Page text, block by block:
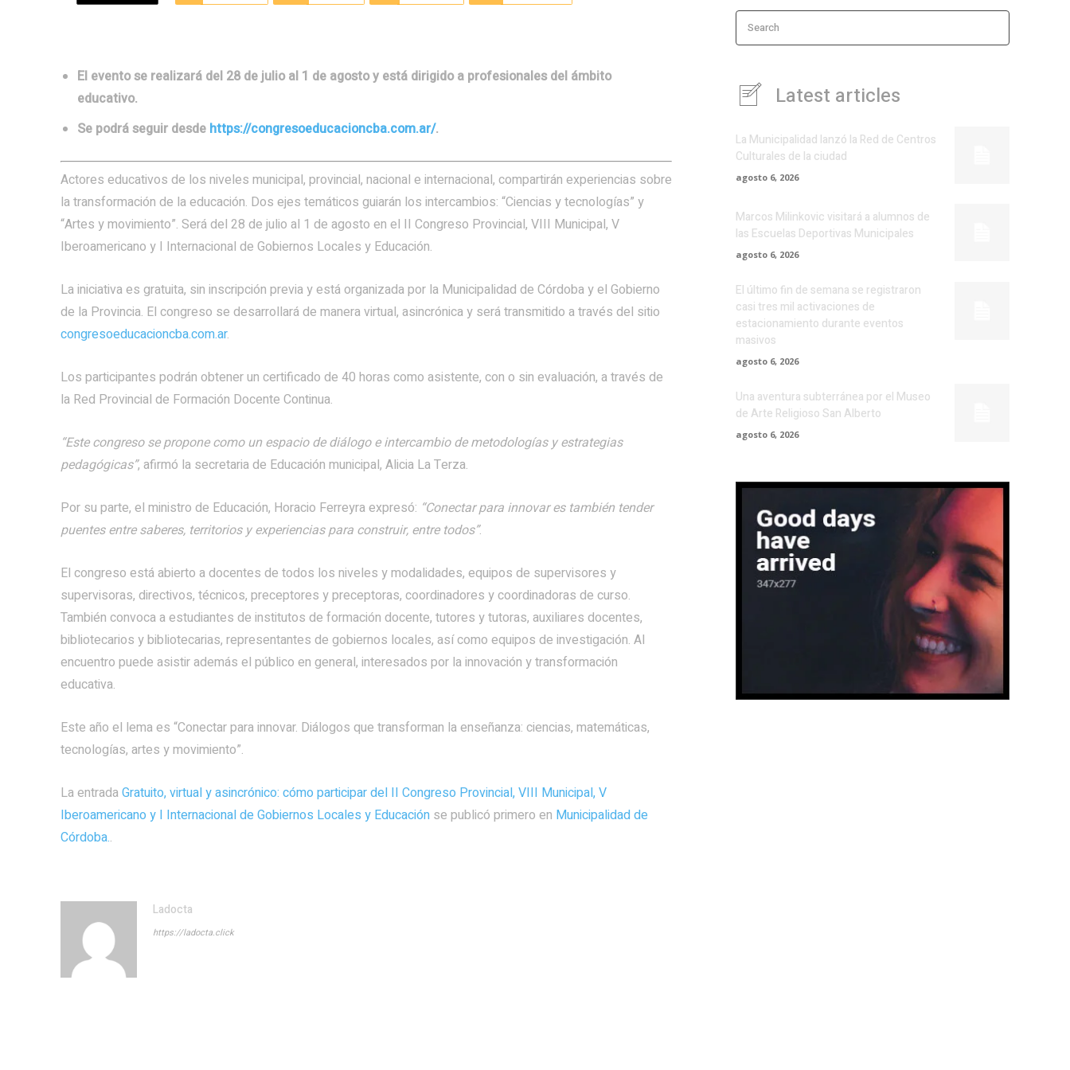
El evento se realizará del 28 de julio al 1 de agosto y está dirigido a profesionales del ámbito
educativo.
Se podrá seguir desde https://congresoeducacioncba.com.ar/.
Actores educativos de los niveles municipal, provincial, nacional e internacional, compartirán experiencias sobre
la transformación de la educación. Dos ejes temáticos guiarán los intercambios: “Ciencias y tecnologías” y
“Artes y movimiento”. Será del 28 de julio al 1 de agosto en el II Congreso Provincial, VIII Municipal, V
Iberoamericano y I Internacional de Gobiernos Locales y Educación.
La iniciativa es gratuita, sin inscripción previa y está organizada por la Municipalidad de Córdoba y el Gobierno
de la Provincia. El congreso se desarrollará de manera virtual, asincrónica y será transmitido a través del sitio
congresoeducacioncba.com.ar.
Los participantes podrán obtener un certificado de 40 horas como asistente, con o sin evaluación, a través de
la Red Provincial de Formación Docente Continua.
“Este congreso se propone como un espacio de diálogo e intercambio de metodologías y estrategias
pedagógicas”, afirmó la secretaria de Educación municipal, Alicia La Terza.
Por su parte, el ministro de Educación, Horacio Ferreyra expresó: “Conectar para innovar es también tender
puentes entre saberes, territorios y experiencias para construir, entre todos”.
El congreso está abierto a docentes de todos los niveles y modalidades, equipos de supervisores y
supervisoras, directivos, técnicos, preceptores y preceptoras, coordinadores y coordinadoras de curso.
También convoca a estudiantes de institutos de formación docente, tutores y tutoras, auxiliares docentes,
bibliotecarios y bibliotecarias, representantes de gobiernos locales, así como equipos de investigación. Al
encuentro puede asistir además el público en general, interesados por la innovación y transformación
educativa.
Este año el lema es “Conectar para innovar. Diálogos que transforman la enseñanza: ciencias, matemáticas,
tecnologías, artes y movimiento”.
La entradaGratuito, virtual y asincrónico: cómo participar del II Congreso Provincial, VIII Municipal, V
Iberoamericano y I Internacional de Gobiernos Locales y Educación se publicó primero en Municipalidad de
Córdoba..
Ladocta
https://ladocta.click
Search
Latest articles
La Municipalidad lanzó la Red de Centros
Culturales de la ciudad
agosto 6, 2026
Marcos Milinkovic visitará a alumnos de
las Escuelas Deportivas Municipales
agosto 6, 2026
El último fin de semana se registraron
casi tres mil activaciones de
estacionamiento durante eventos
masivos
agosto 6, 2026
Una aventura subterránea por el Museo
de Arte Religioso San Alberto
agosto 6, 2026